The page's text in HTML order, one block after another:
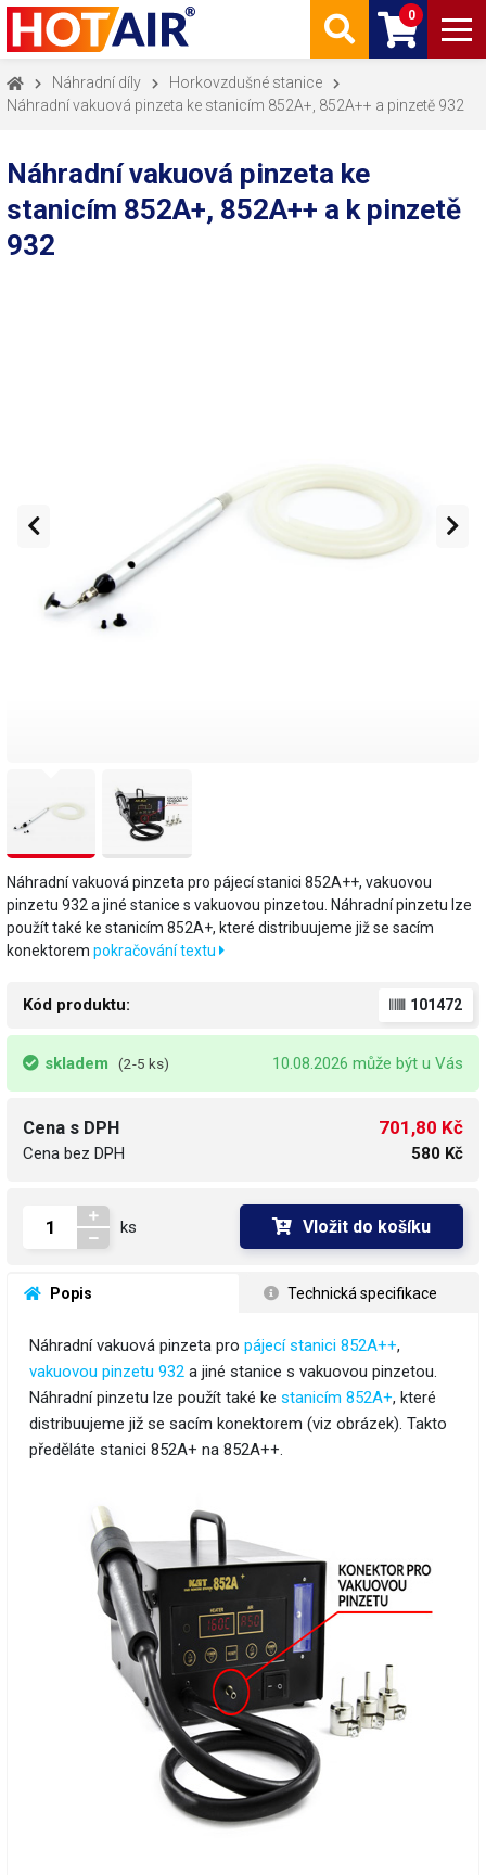
0
Náhradní díly
Horkovzdušné stanice
Náhradní vakuová pinzeta ke stanicím 852A+, 852A++ a pinzetě 932
Náhradní vakuová pinzeta ke
stanicím 852A+, 852A++ a k pinzetě
932
Náhradní vakuová pinzeta pro pájecí stanici 852A++, vakuovou
pinzetu 932 a jiné stanice s vakuovou pinzetou. Náhradní pinzetu lze
použít také ke stanicím 852A+, které distribuujeme již se sacím
konektorem pokračování textu
Kód produktu: 101472
skladem (2-5 ks) 10.08.2026 může být u Vás
Cena s DPH
Cena bez DPH
701,80 Kč
580 Kč
ks Vložit do košíku
Popis Technická specifikace
Náhradní vakuová pinzeta pro pájecí stanici 852A++,
vakuovou pinzetu 932 a jiné stanice s vakuovou pinzetou.
Náhradní pinzetu lze použít také ke stanicím 852A+, které
distribuujeme již se sacím konektorem (viz obrázek). Takto
předěláte stanici 852A+ na 852A++.